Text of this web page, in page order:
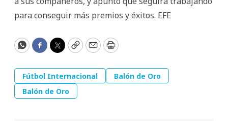
para conseguir más premios y éxitos. EFE
WhatsApp
Facebook
Twitter
CopyEmailPrint
Fútbol Internacional
Balón de Oro
Balón de Oro